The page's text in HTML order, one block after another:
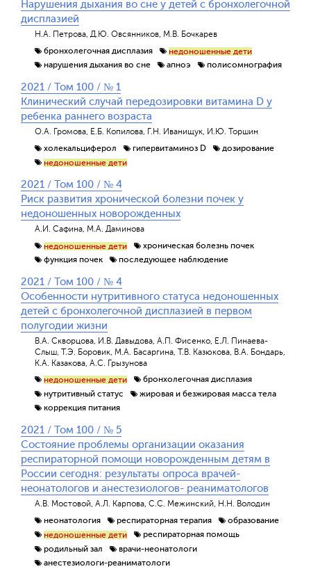
Нарушения дыхания во сне у детей с бронхолегочной
дисплазией
Н.А. Петрова, Д.Ю. Овсянников, М.В. Бочкарев
бронхолегочная дисплазия
недоношенные дети
нарушения дыхания во сне
апноэ полисомнография
2021 / Том 100 / № 1
Клинический случай передозировки витамина D у
ребенка раннего возраста
О.А. Громова, Е.Б. Копилова, Г.Н. Иванищук, И.Ю. Торшин
холекальциферол
гипервитаминоз D
дозирование
недоношенные дети
2021 / Том 100 / № 4
Риск развития хронической болезни почек у
недоношенных новорожденных
А.И. Сафина, М.А. Даминова
недоношенные дети
хроническая болезнь почек
функция почек
последующее наблюдение
2021 / Том 100 / № 4
Особенности нутритивного статуса недоношенных
детей с бронхолегочной дисплазией в первом
полугодии жизни
В.А. Скворцова, И.В. Давыдова, А.П. Фисенко, Е.Л. Пинаева-
Слыш, Т.Э. Боровик, М.А. Басаргина, Т.В. Казюкова, В.А. Бондарь,
К.А. Казакова, А.С. Грызунова
недоношенные дети
бронхолегочная дисплазия
нутритивный статус
жировая и безжировая масса тела
коррекция питания
2021 / Том 100 / № 5
Состояние проблемы организации оказания
респираторной помощи новорожденным детям в
России сегодня: результаты опроса врачей-
неонатологов и анестезиологов- реаниматологов
А.В. Мостовой, А.Л. Карпова, С.С. Межинский, Н.Н. Володин
неонатология
респираторная терапия
образование
недоношенные дети
респираторная помощь
родильный зал
врачи-неонатологи
анестезиологи-реаниматологи